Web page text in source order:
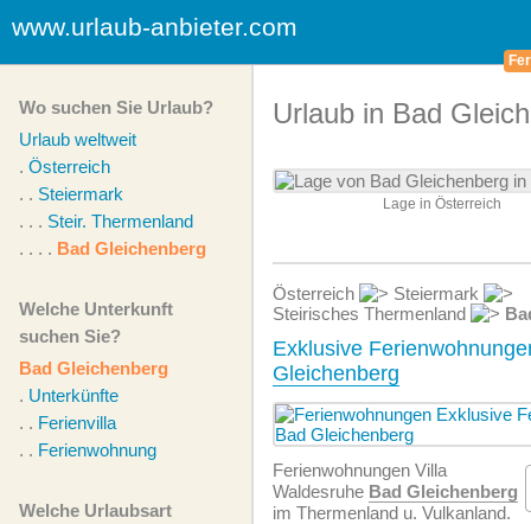
www.urlaub-anbieter.com
Wo suchen Sie Urlaub?
Urlaub weltweit
. Österreich
. . Steiermark
. . . Steir. Thermenland
. . . . Bad Gleichenberg
Welche Unterkunft
suchen Sie?
Bad Gleichenberg
. Unterkünfte
. . Ferienvilla
. . Ferienwohnung
Welche Urlaubsart
Urlaub in Bad
Lage in Österreich
Österreich
Steiermark
Steirisches Thermenland
Exklusive
Gleichenberg
Ferien­wohnungen Villa
Waldesruhe Bad Gleichenberg
im Thermenland u. Vulkanland.